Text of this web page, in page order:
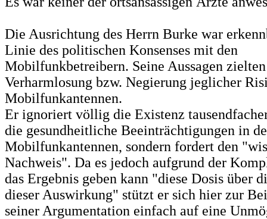
Die Ausrichtung des Herrn Burke war
Linie des politischen Konsenses mit den
Mobilfunkbetreibern. Seine Aussagen
Verharmlosung bzw. Negierung jeglicher
Mobilfunkantennen.
Er ignoriert völlig die Existenz
die gesundheitliche Beeinträchtigungen in
Mobilfunkantennen, sondern fordert den
Nachweis". Da es jedoch aufgrund der
das Ergebnis geben kann "diese Dosis über
dieser Auswirkung" stützt er sich hier zur
seiner Argumentation einfach auf eine